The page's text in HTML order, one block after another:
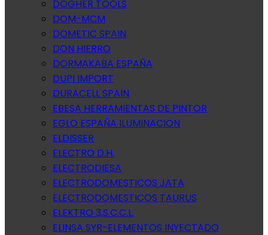
DOGHER TOOLS
DOM-MCM
DOMETIC SPAIN
DON HIERRO
DORMAKABA ESPAÑA
DUPI IMPORT
DURACELL SPAIN
EBESA HERRAMIENTAS DE PINTOR
EGLO ESPAÑA ILUMINACION
ELDISSER
ELECTRO D.H.
ELECTRODIESA
ELECTRODOMESTICOS JATA
ELECTRODOMESTICOS TAURUS
ELEKTRO 3,S.C.C.L.
ELINSA SYR-ELEMENTOS INYECTADO